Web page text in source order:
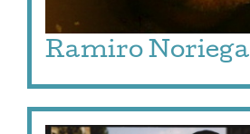
Ramiro Noriega